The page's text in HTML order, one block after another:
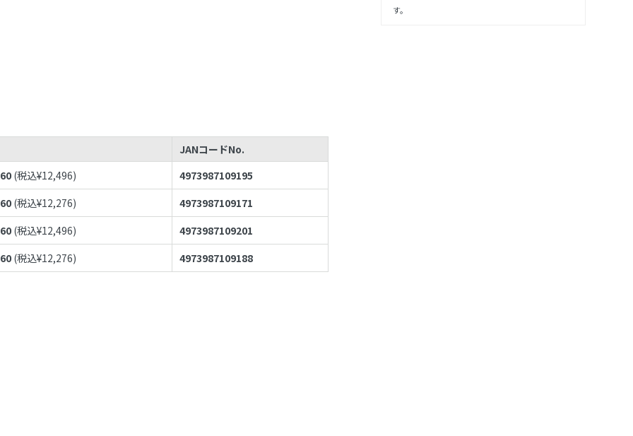
JANコードNo.
(税込¥12,496)
4973987109195
(税込¥12,276)
4973987109171
(税込¥12,496)
4973987109201
(税込¥12,276) 4973987109188
す。